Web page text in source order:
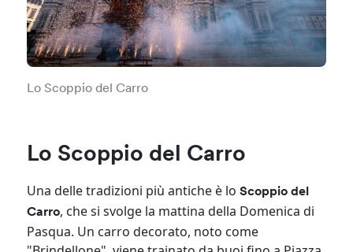
Lo Scoppio del Carro
Lo Scoppio del Carro
Una delle tradizioni più antiche è loScoppio del
Carro, che si svolge la mattina della Domenica di
Pasqua. Un carro decorato, noto come